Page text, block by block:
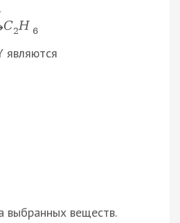
C2H 6
являются
выбранных веществ.